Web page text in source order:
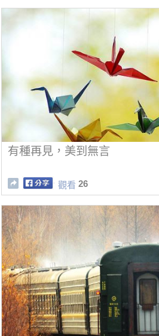
有種再見，美到無言
觀看 26